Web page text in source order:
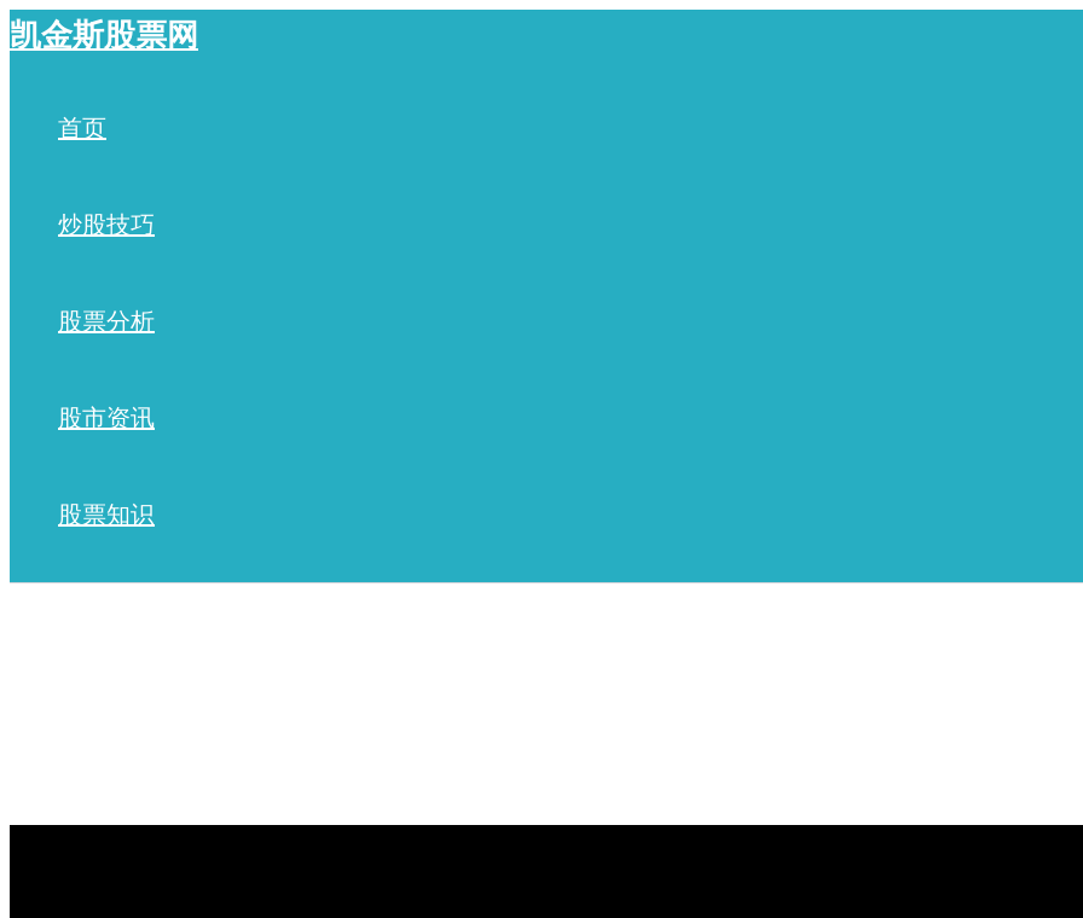
跳
至
凯金斯股票网
首页
炒股技巧
股票分析
股市资讯
股票知识